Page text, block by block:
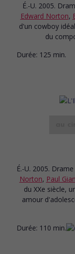
É.-U. 2005.
Edward Norton,
d'un cowboy
du
Durée: 125 min.
É.-U. 2005.
Norton, Paul
du XXe siècle,
amour
Durée: 110 min.